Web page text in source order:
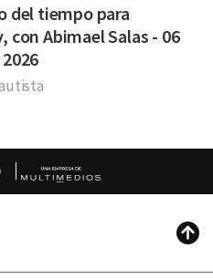
del tiempo para
con Abimael Salas - 06